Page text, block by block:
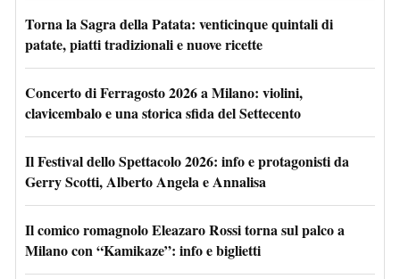
Torna la Sagra della Patata: venticinque quintali di
patate, piatti tradizionali e nuove ricette
Concerto di Ferragosto 2026 a Milano: violini,
clavicembalo e una storica sfida del Settecento
Il Festival dello Spettacolo 2026: info e protagonisti da
Gerry Scotti, Alberto Angela e Annalisa
Il comico romagnolo Eleazaro Rossi torna sul palco a
Milano con “Kamikaze”: info e biglietti